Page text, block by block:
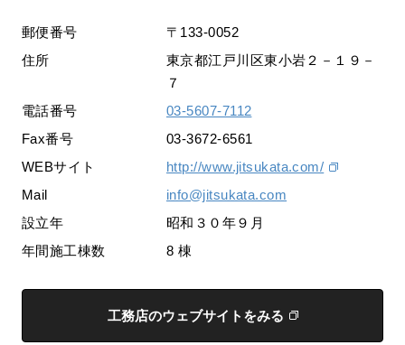
郵便番号
〒133-0052
住所
東京都江戸川区東小岩２－１９－
７
電話番号
03-5607-7112
Fax番号
03-3672-6561
WEBサイト
http://www.jitsukata.com/
Mail
info@jitsukata.com
設立年
昭和３０年９月
年間施工棟数
8 棟
工務店のウェブサイトをみる